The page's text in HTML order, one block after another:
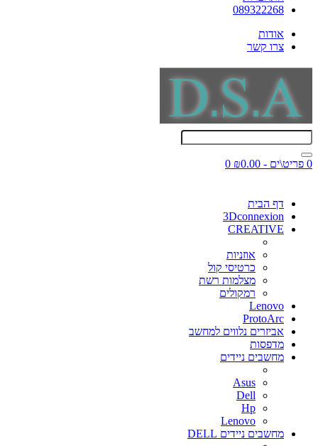
089322268
אודות
צרו קשר
0 פריט\ים - ₪0.00 0
דף הבית
3Dconnexion
CREATIVE
אוזניות
כרטיסי קול
מצלמות רשת
רמקולים
Lenovo
ProtoArc
אביזרים נלווים למחשב
מדפסות
מחשבים ניידים
Asus
Dell
Hp
Lenovo
מחשבים ניידים DELL